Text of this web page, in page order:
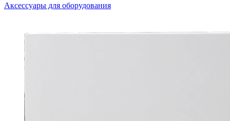
Аксессуары для оборудования